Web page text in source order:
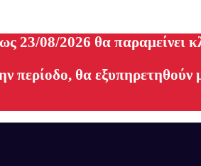
23/08/2026 θα παραμείνει
περίοδο, θα